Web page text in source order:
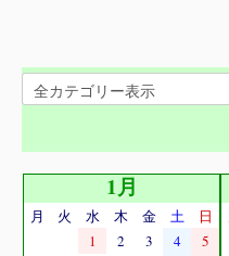
1月
月 火 水 木 金 土
日
1
2 3 4
5